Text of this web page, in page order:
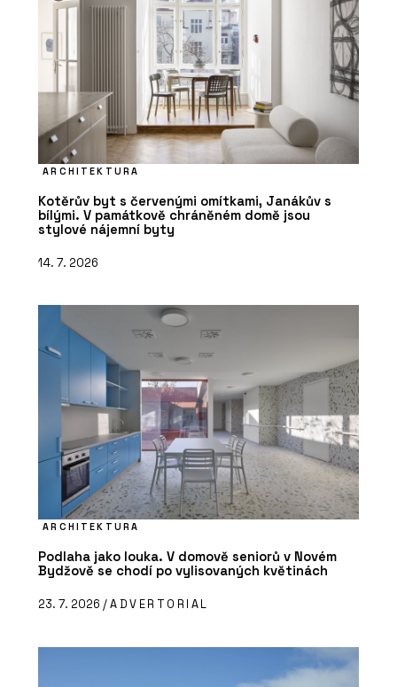
ARCHITEKTURA
Kotěrův byt s červenými omítkami, Janákův s
bílými. V památkově chráněném domě jsou
stylové nájemní byty
14. 7. 2026
ARCHITEKTURA
Podlaha jako louka. V domově seniorů v Novém
Bydžově se chodí po vylisovaných květinách
23. 7. 2026 /ADVERTORIAL